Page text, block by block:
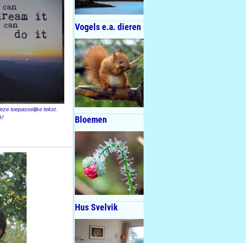
toepasselijke tekst.
Vogels e.a. dieren
Bloemen
Hus Svelvik